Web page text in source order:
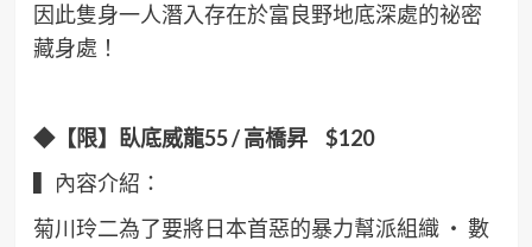
因此隻身一人潛入存在於富良野地底深處的祕密
藏身處！
◆【限】臥底威龍55 /高橋昇 $120
▍內容介紹：
菊川玲二為了要將日本首惡的暴力幫派組織 ‧ 數